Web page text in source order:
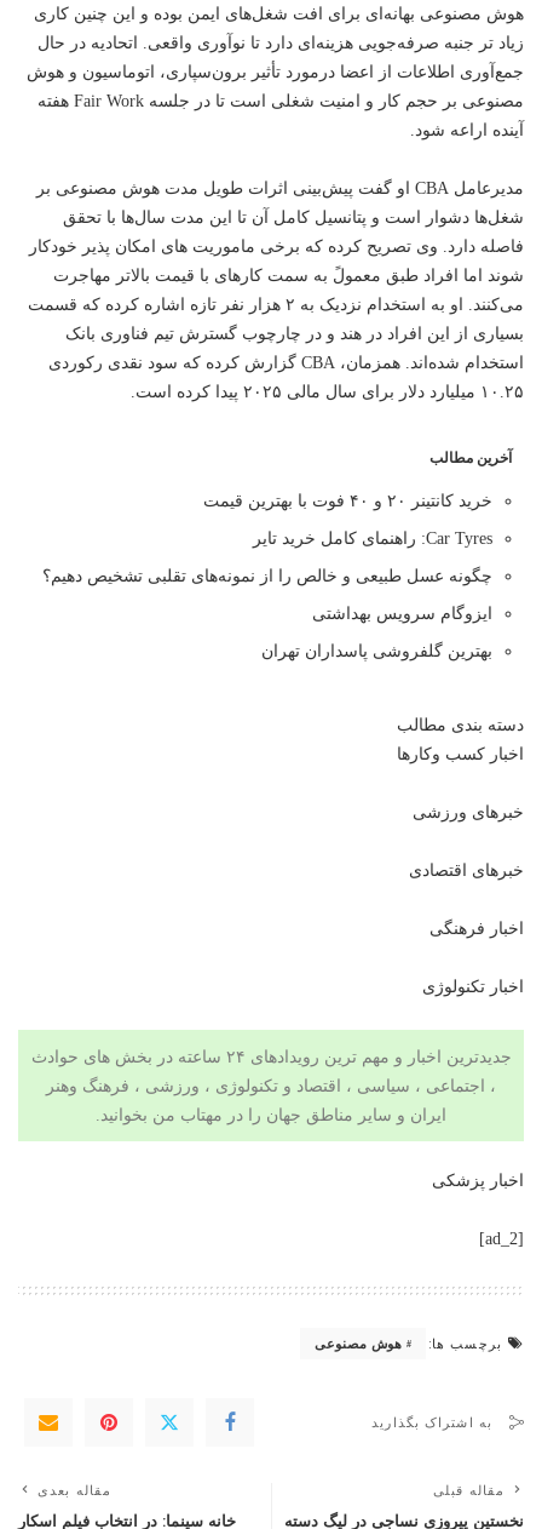
هوش مصنوعی بهانه‌ای برای افت شغل‌های ایمن بوده و این چنین کاری
زیاد تر جنبه صرفه‌جویی هزینه‌ای دارد تا نوآوری واقعی. اتحادیه در حال
جمع‌آوری اطلاعات از اعضا درمورد تأثیر برون‌سپاری، اتوماسیون و هوش
مصنوعی بر حجم کار و امنیت شغلی است تا در جلسه Fair Work هفته
آینده اراعه شود.
مدیرعامل CBA او گفت پیش‌بینی اثرات طویل مدت هوش مصنوعی بر
شغل‌ها دشوار است و پتانسیل کامل آن تا این مدت سال‌ها با تحقق
فاصله دارد. وی تصریح کرده که برخی ماموریت های امکان پذیر خودکار
شوند اما افراد طبق معمولً به سمت کارهای با قیمت بالاتر مهاجرت
می‌کنند. او به استخدام نزدیک به ۲ هزار نفر تازه اشاره کرده که قسمت
بسیاری از این افراد در هند و در چارچوب گسترش تیم فناوری بانک
استخدام شده‌اند. همزمان، CBA گزارش کرده که سود نقدی رکوردی
۱۰.۲۵ میلیارد دلار برای سال مالی ۲۰۲۵ پیدا کرده است.
آخرین مطالب
خرید کانتینر ۲۰ و ۴۰ فوت با بهترین قیمت
Car Tyres: راهنمای کامل خرید تایر
چگونه عسل طبیعی و خالص را از نمونه‌های تقلبی تشخیص دهیم؟
ایزوگام سرویس بهداشتی
بهترین گلفروشی پاسداران تهران
دسته بندی مطالب
اخبار کسب وکارها
خبرهای ورزشی
خبرهای اقتصادی
اخبار فرهنگی
اخبار تکنولوژی
جدیدترین اخبار و مهم ترین رویدادهای ۲۴ ساعته در بخش های حوادث
، اجتماعی ، سیاسی ، اقتصاد و تکنولوژی ، ورزشی ، فرهنگ وهنر
ایران و سایر مناطق جهان را در مهتاب من بخوانید.
اخبار پزشکی
[ad_2]
برچسب ها: هوش مصنوعی
به اشتراک بگذارید
مقاله قبلی
نخستین پیروزی نساجی در لیگ دسته
مقاله بعدی
خانه سینما: در انتخاب فیلم اسکار